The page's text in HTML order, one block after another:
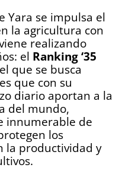
Yara se impulsa el
la agricultura con
realizando
el Ranking ‘35
que se busca
que con su
diario aportan a la
del mundo,
innumerable de
los
la productividad y